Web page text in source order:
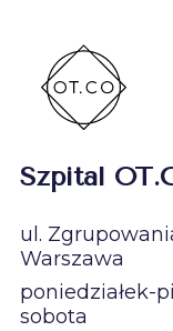
Szpital
ul.
Warszawa
poniedziałek-
sobota